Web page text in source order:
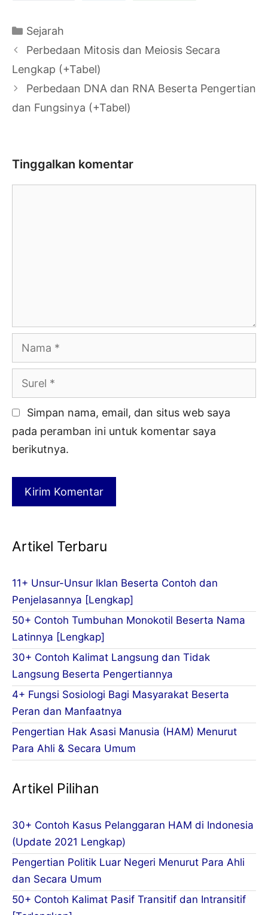
Kategori
Sejarah
Navigasi
Tulisan
Perbedaan Mitosis dan Meiosis Secara
Lengkap (+Tabel)
Perbedaan DNA dan RNA Beserta Pengertian
dan Fungsinya (+Tabel)
Tinggalkan komentar
Nama
Surel
Simpan nama, email, dan situs web saya
pada peramban ini untuk komentar saya
berikutnya.
Artikel Terbaru
11+ Unsur-Unsur Iklan Beserta Contoh dan
Penjelasannya [Lengkap]
50+ Contoh Tumbuhan Monokotil Beserta Nama
Latinnya [Lengkap]
30+ Contoh Kalimat Langsung dan Tidak
Langsung Beserta Pengertiannya
4+ Fungsi Sosiologi Bagi Masyarakat Beserta
Peran dan Manfaatnya
Pengertian Hak Asasi Manusia (HAM) Menurut
Para Ahli & Secara Umum
Artikel Pilihan
30+ Contoh Kasus Pelanggaran HAM di Indonesia
(Update 2021 Lengkap)
Pengertian Politik Luar Negeri Menurut Para Ahli
dan Secara Umum
50+ Contoh Kalimat Pasif Transitif dan Intransitif